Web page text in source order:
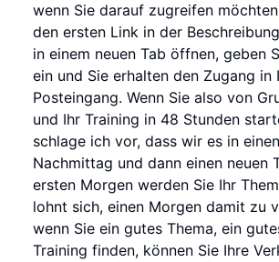
wenn Sie darauf zugreifen
den ersten Link in der
in einem neuen Tab öffnen, geben
ein und Sie erhalten den Zugang in
Posteingang. Wenn Sie also von
und Ihr Training in 48 Stunden
schlage ich vor, dass wir es in
Nachmittag und dann einen neuen
ersten Morgen werden Sie Ihr
lohnt sich, einen Morgen damit zu
wenn Sie ein gutes Thema, ein
Training finden, können Sie Ihre